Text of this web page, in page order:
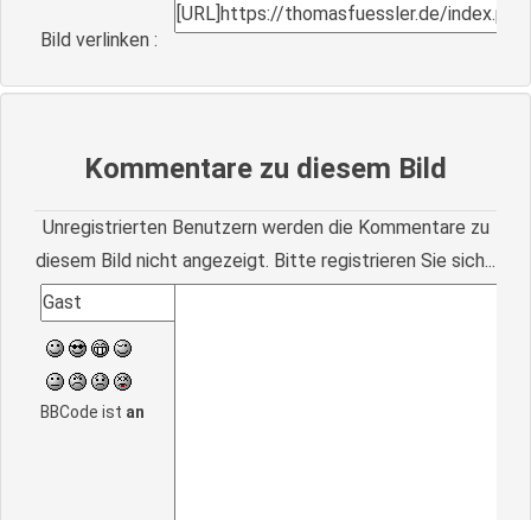
Bild verlinken :
Kommentare zu diesem Bild
Unregistrierten Benutzern werden die Kommentare zu
diesem Bild nicht angezeigt. Bitte registrieren Sie sich...
BBCode ist an